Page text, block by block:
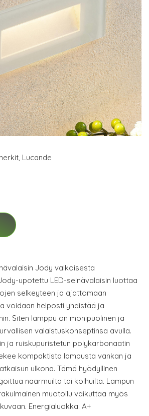
, Lucande
Jody valkoisesta
upotettu LED-seinävalaisin luottaa
selkeyteen ja ajattomaan
voidaan helposti yhdistää ja
Siten lamppu on monipuolinen ja
valaistuskonseptinsa avulla.
ja ruiskupuristetun polykarbonaatin
kompaktista lampusta vankan ja
ulkona. Tämä hyödyllinen
naarmuilta tai kolhuilta. Lampun
muotoilu vaikuttaa myös
Energialuokka: A+